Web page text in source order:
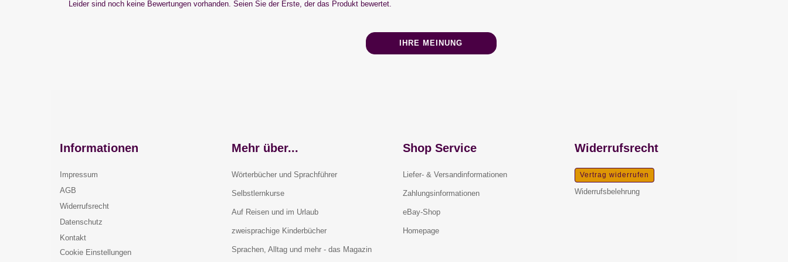
Leider sind noch keine Bewertungen vorhanden. Seien Sie der Erste, der das Produkt bewertet.
IHRE MEINUNG
Informationen
Impressum
AGB
Widerrufsrecht
Datenschutz
Kontakt
Cookie Einstellungen
Mehr über...
Wörterbücher und Sprachführer
Selbstlernkurse
Auf Reisen und im Urlaub
zweisprachige Kinderbücher
Sprachen, Alltag und mehr - das Magazin
Shop Service
Liefer- & Versandinformationen
Zahlungsinformationen
eBay-Shop
Homepage
Widerrufsrecht
Vertrag widerrufen
Widerrufsbelehrung